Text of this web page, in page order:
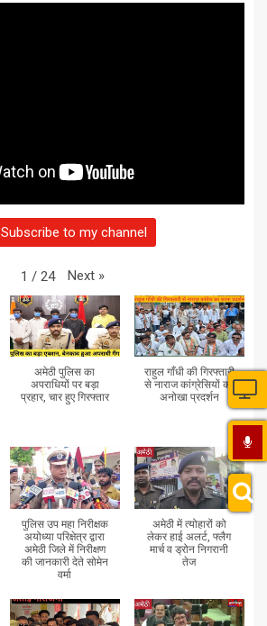
Subscribe to my channel
1 / 24 Next »
अमेठी पुलिस का
अपराधियों पर बड़ा
प्रहार, चार हुए गिरफ्तार
राहुल गाँधी की गिरफ्तारी
से नाराज कांग्रेसियों का
अनोखा प्रदर्शन
पुलिस उप महा निरीक्षक
अयोध्या परिक्षेत्र द्वारा
अमेठी जिले में निरीक्षण
की जानकारी देते सोमेन
वर्मा
अमेठी में त्योहारों को
लेकर हाई अलर्ट, फ्लैग
मार्च व ड्रोन निगरानी
तेज